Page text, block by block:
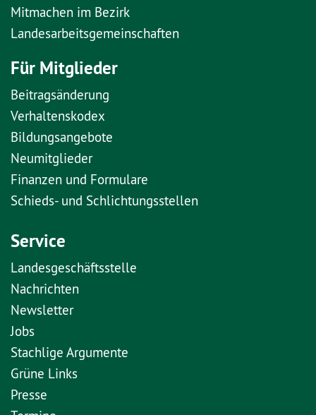
Mitmachen im Bezirk
Landesarbeitsgemeinschaften
Für Mitglieder
Beitragsänderung
Verhaltenskodex
Bildungsangebote
Neumitglieder
Finanzen und Formulare
Schieds- und Schlichtungsstellen
Service
Landesgeschäftsstelle
Nachrichten
Newsletter
Jobs
Stachlige Argumente
Grüne Links
Presse